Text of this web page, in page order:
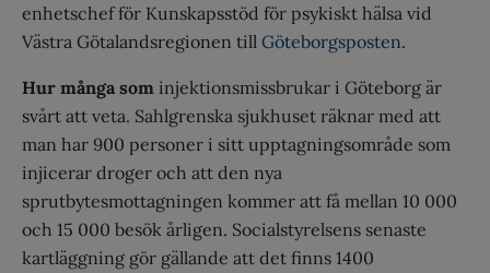
enhetschef för Kunskapsstöd för psykiskt hälsa vid
Västra Götalandsregionen till Göteborgsposten.
Hur många som injektionsmissbrukar i Göteborg är
svårt att veta. Sahlgrenska sjukhuset räknar med att
man har 900 personer i sitt upptagningsområde som
injicerar droger och att den nya
sprutbytesmottagningen kommer att få mellan 10 000
och 15 000 besök årligen. Socialstyrelsens senaste
kartläggning gör gällande att det finns 1400